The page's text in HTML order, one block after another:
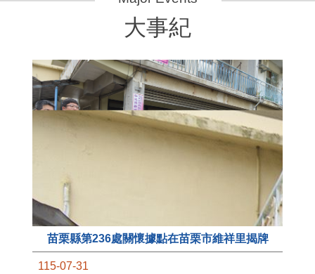
大事紀
苗栗縣第236處關懷據點在苗栗市維祥里揭牌
115-07-31